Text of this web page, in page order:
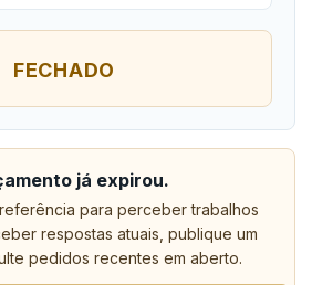
FECHADO
já expirou.
para perceber trabalhos
respostas atuais, publique um
pedidos recentes em aberto.